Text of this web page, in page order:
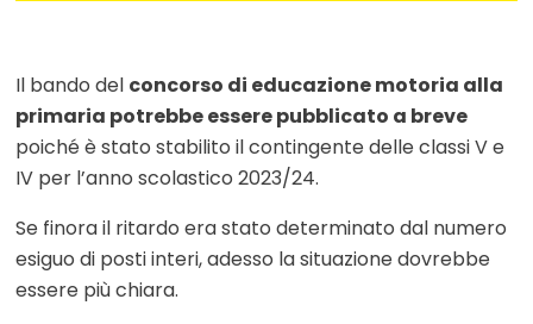
Il bando del concorso di educazione motoria alla
primaria potrebbe essere pubblicato a breve
poiché è stato stabilito il contingente delle classi V e
IV per l’anno scolastico 2023/24.
Se finora il ritardo era stato determinato dal numero
esiguo di posti interi, adesso la situazione dovrebbe
essere più chiara.